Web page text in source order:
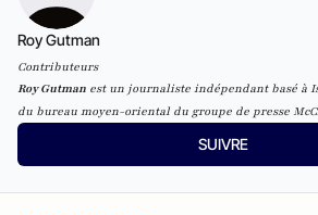
Roy Gutman
Contributeurs
Roy Gutman est un journaliste indépendant basé à
du bureau moyen-oriental du groupe de presse
SUIVRE